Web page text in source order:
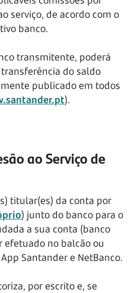
serviço, de acordo com o
banco.
transmitente, poderá
do saldo
publicado em todos
).
ao Serviço de
titular(es) da conta por
) junto do banco para o
a sua conta (banco
efetuado no balcão ou
Santander e NetBanco.
por escrito e, se